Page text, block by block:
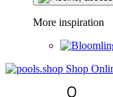
More inspiration